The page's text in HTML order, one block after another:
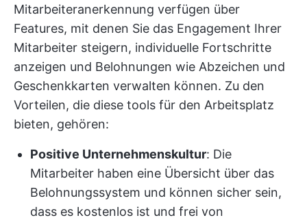
Mitarbeiteranerkennung verfügen über
Features, mit denen Sie das Engagement Ihrer
Mitarbeiter steigern, individuelle Fortschritte
anzeigen und Belohnungen wie Abzeichen und
Geschenkkarten verwalten können. Zu den
Vorteilen, die diese tools für den Arbeitsplatz
bieten, gehören:
Positive Unternehmenskultur: Die
Mitarbeiter haben eine Übersicht über das
Belohnungssystem und können sicher sein,
dass es kostenlos ist und frei von